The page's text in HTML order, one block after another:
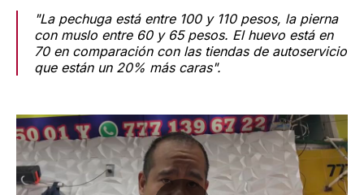
"La pechuga está entre 100 y 110 pesos, la pierna
con muslo entre 60 y 65 pesos. El huevo está en
70 en comparación con las tiendas de autoservicio
que están un 20% más caras".